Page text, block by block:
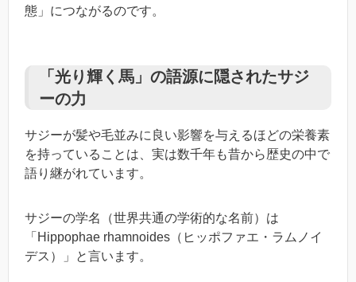
態」につながるのです。
「光り輝く馬」の語源に隠されたサジ
ーの力
サジーが髪や毛並みに良い影響を与えるほどの栄養素
を持っていることは、実は数千年も昔から歴史の中で
語り継がれています。
サジーの学名（世界共通の学術的な名前）は
「 Hippophae rhamnoides （ヒッポファエ・ラムノイ
デス）」と言います。